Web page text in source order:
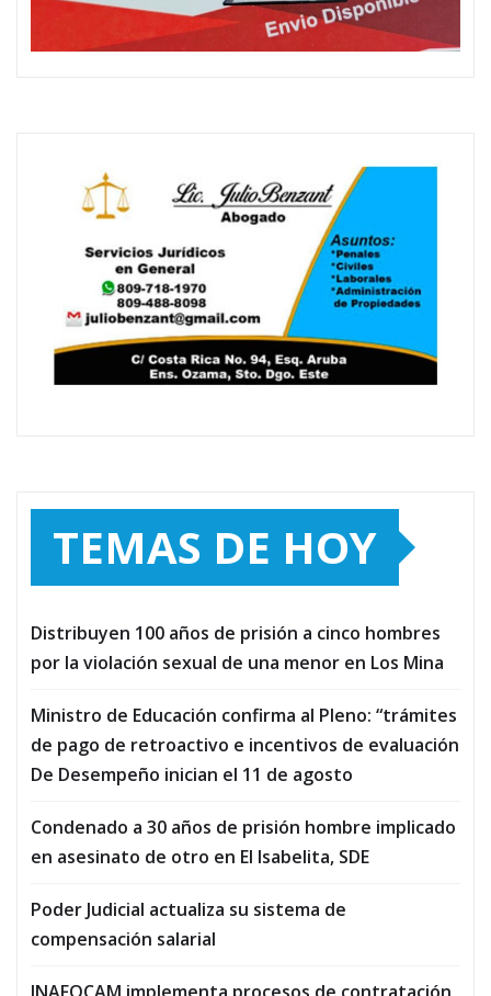
TEMAS DE HOY
Distribuyen 100 años de prisión a cinco hombres
por la violación sexual de una menor en Los Mina
Ministro de Educación confirma al Pleno: “trámites
de pago de retroactivo e incentivos de evaluación
De Desempeño inician el 11 de agosto
Condenado a 30 años de prisión hombre implicado
en asesinato de otro en El Isabelita, SDE
Poder Judicial actualiza su sistema de
compensación salarial